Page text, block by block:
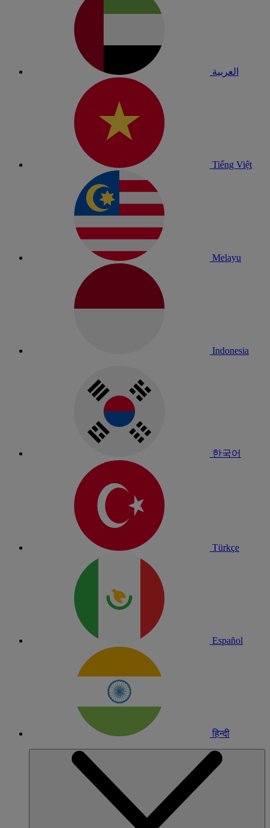
العربية
Tiếng Việt
Melayu
Indonesia
한국어
Türkçe
Español
हिन्दी